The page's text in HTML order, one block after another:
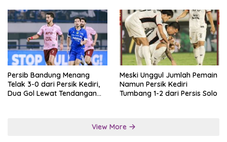
Persib Bandung Menang
Telak 3-0 dari Persik Kediri,
Dua Gol Lewat Tendangan
Meski Unggul Jumlah Pemain
Namun Persik Kediri
Tumbang 1-2 dari Persis Solo
View More